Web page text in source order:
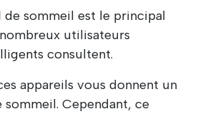
de sommeil est le principal
utilisateurs
consultent.
appareils vous donnent un
Cependant, ce